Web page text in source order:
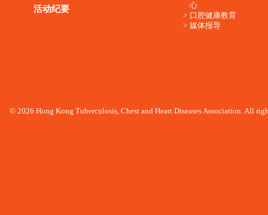
活动纪要
心
口腔健康教育
媒体报导
© 2026 Hong Kong Tuberculosis, Chest and Heart Diseases Association. All